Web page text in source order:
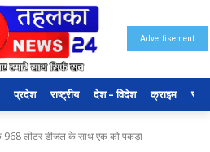
Advertisement
प्रदेश राष्ट्रीय देश – विदेश क्राइम
968 लीटर डीजल के साथ एक को पकड़ा